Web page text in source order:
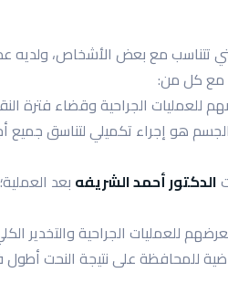
تتناسب مع بعض الأشخاص، ولديه
مع كل من:
الجراحية وقضاء فترة
هو إجراء تكميلي لتناسق
الدكتور أحمد الشريفه بعد
للعمليات الجراحية والتخدير
للمحافظة على نتيجة النحت